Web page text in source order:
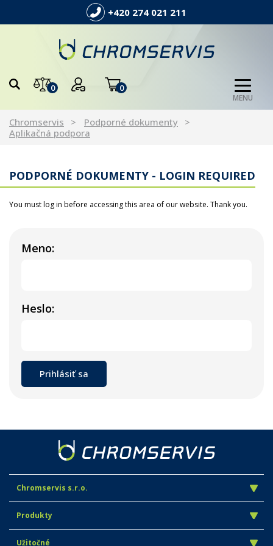
+420 274 021 211
0 0
MENU
Chromservis
Podporné dokumenty
Aplikačná podpora
PODPORNÉ DOKUMENTY - LOGIN REQUIRED
You must log in before accessing this area of our website. Thank you.
Meno:
Heslo:
Chromservis s.r.o.
Produkty
Užitočné